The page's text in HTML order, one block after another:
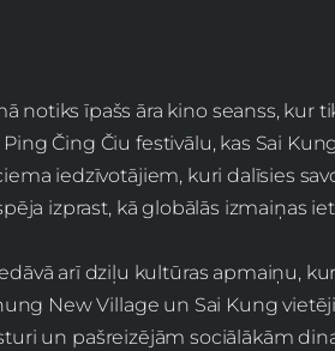
notiks īpašs āra kino seanss, kur
Čing Čiu festivālu, kas Sai
iedzīvotājiem, kuri dalīsies
izprast, kā globālās izmaiņas
arī dziļu kultūras apmaiņu,
New Village un Sai Kung
un pašreizējām sociālākām